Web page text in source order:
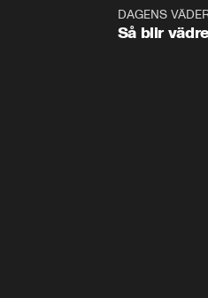
DAGENS
Så blir